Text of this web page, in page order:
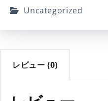
Uncategorized
レビュー (0)